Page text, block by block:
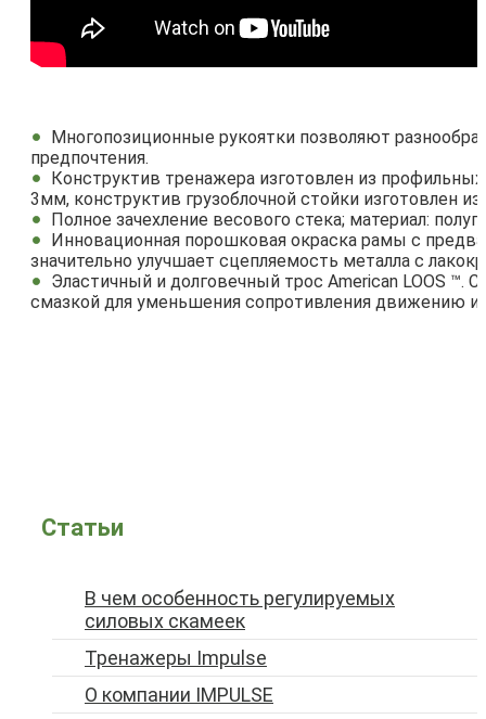
Многопозиционные рукоятки позволяют
предпочтения.
Конструктив тренажера изготовлен из
3мм, конструктив грузоблочной стойки изготовлен
Полное зачехление весового стека; материал:
Инновационная порошковая окраска рамы с
значительно улучшает сцепляемость металла с
Эластичный и долговечный трос American LOOS ™.
смазкой для уменьшения сопротивления движению и
Статьи
В чем особенность регулируемых
силовых скамеек
Тренажеры Impulse
O компании IMPULSE